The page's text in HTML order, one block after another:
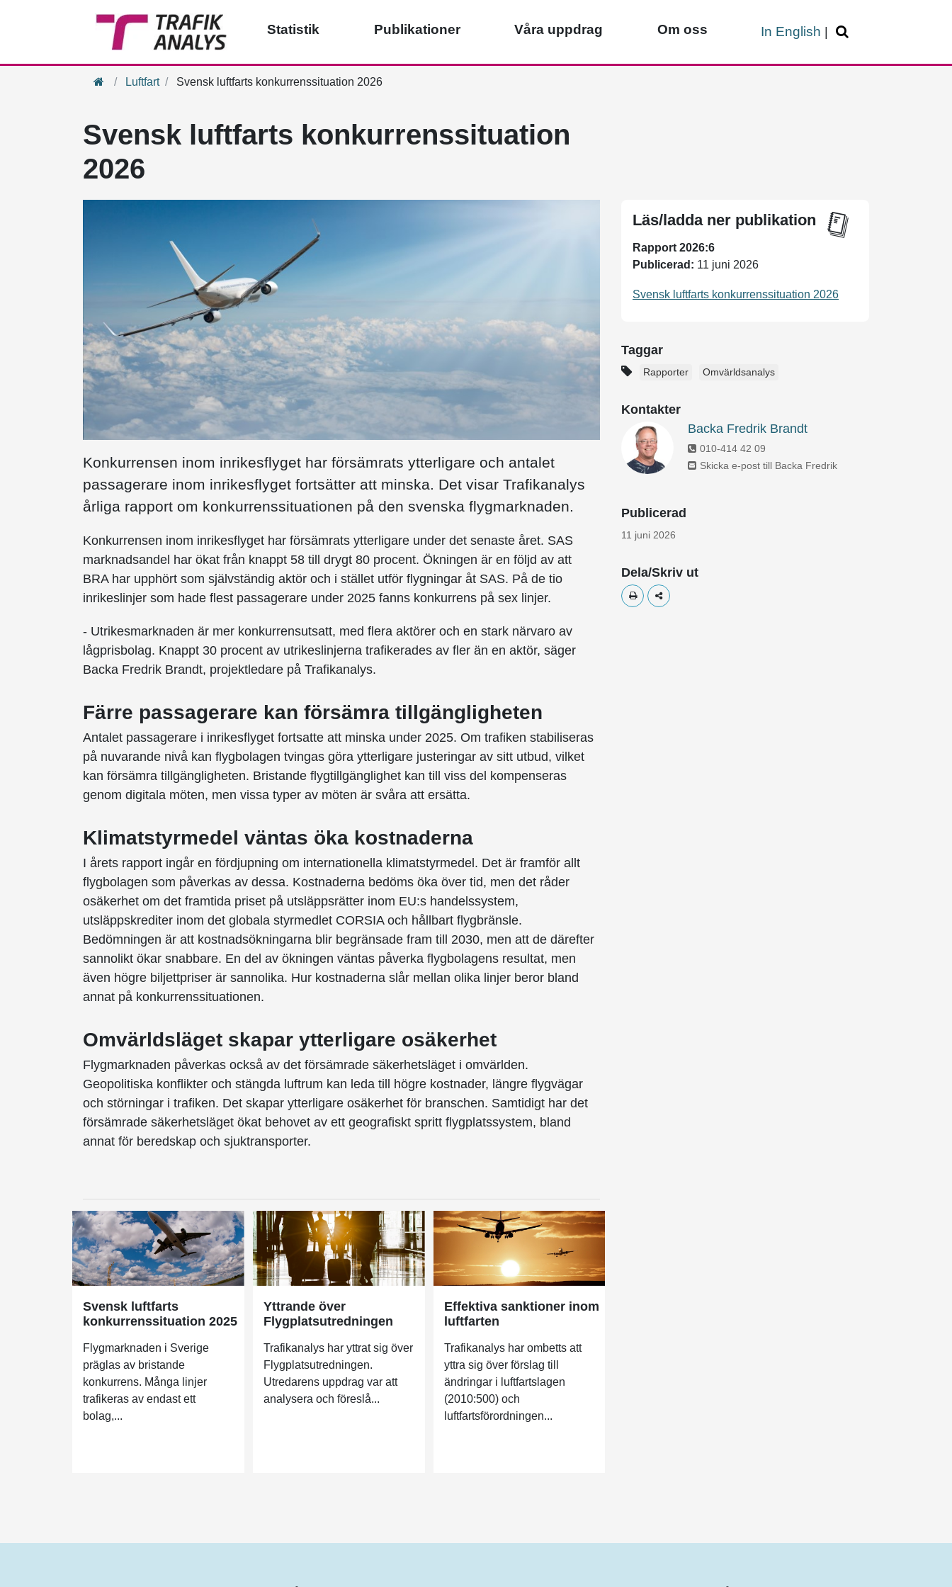
Statistik Publikationer Våra uppdrag Om oss In English
HemLuftfart Svensk luftfarts konkurrenssituation 2026
Svensk luftfarts konkurrenssituation
2026
Konkurrensen inom inrikesflyget har försämrats ytterligare och antalet
passagerare inom inrikesflyget fortsätter att minska. Det visar Trafikanalys
årliga rapport om konkurrenssituationen på den svenska flygmarknaden.
Konkurrensen inom inrikesflyget har försämrats ytterligare under det senaste året. SAS
marknadsandel har ökat från knappt 58 till drygt 80 procent. Ökningen är en följd av att
BRA har upphört som självständig aktör och i stället utför flygningar åt SAS. På de tio
inrikeslinjer som hade flest passagerare under 2025 fanns konkurrens på sex linjer.
- Utrikesmarknaden är mer konkurrensutsatt, med flera aktörer och en stark närvaro av
lågprisbolag. Knappt 30 procent av utrikeslinjerna trafikerades av fler än en aktör, säger
Backa Fredrik Brandt, projektledare på Trafikanalys.
Färre passagerare kan försämra tillgängligheten
Antalet passagerare i inrikesflyget fortsatte att minska under 2025. Om trafiken stabiliseras
på nuvarande nivå kan flygbolagen tvingas göra ytterligare justeringar av sitt utbud, vilket
kan försämra tillgängligheten. Bristande flygtillgänglighet kan till viss del kompenseras
genom digitala möten, men vissa typer av möten är svåra att ersätta.
Klimatstyrmedel väntas öka kostnaderna
I årets rapport ingår en fördjupning om internationella klimatstyrmedel. Det är framför allt
flygbolagen som påverkas av dessa. Kostnaderna bedöms öka över tid, men det råder
osäkerhet om det framtida priset på utsläppsrätter inom EU:s handelssystem,
utsläppskrediter inom det globala styrmedlet CORSIA och hållbart flygbränsle.
Bedömningen är att kostnadsökningarna blir begränsade fram till 2030, men att de därefter
sannolikt ökar snabbare. En del av ökningen väntas påverka flygbolagens resultat, men
även högre biljettpriser är sannolika. Hur kostnaderna slår mellan olika linjer beror bland
annat på konkurrenssituationen.
Omvärldsläget skapar ytterligare osäkerhet
Flygmarknaden påverkas också av det försämrade säkerhetsläget i omvärlden.
Geopolitiska konflikter och stängda luftrum kan leda till högre kostnader, längre flygvägar
och störningar i trafiken. Det skapar ytterligare osäkerhet för branschen. Samtidigt har det
försämrade säkerhetsläget ökat behovet av ett geografiskt spritt flygplatssystem, bland
annat för beredskap och sjuktransporter.
Svensk luftfarts
konkurrenssituation 2025
Flygmarknaden i Sverige
präglas av bristande
konkurrens. Många linjer
trafikeras av endast ett
bolag,...
Yttrande över
Flygplatsutredningen
Trafikanalys har yttrat sig över
Flygplatsutredningen.
Utredarens uppdrag var att
analysera och föreslå...
Effektiva sanktioner inom
luftfarten
Trafikanalys har ombetts att
yttra sig över förslag till
ändringar i luftfartslagen
(2010:500) och
luftfartsförordningen...
Läs/ladda ner publikation
Rapport 2026:6
Publicerad: 11 juni 2026
Svensk luftfarts konkurrenssituation 2026
Taggar
Rapporter Omvärldsanalys
Kontakter
Backa Fredrik Brandt
010-414 42 09
Skicka e-post till Backa Fredrik
Publicerad
11 juni 2026
Dela/Skriv ut
Skriv utDela